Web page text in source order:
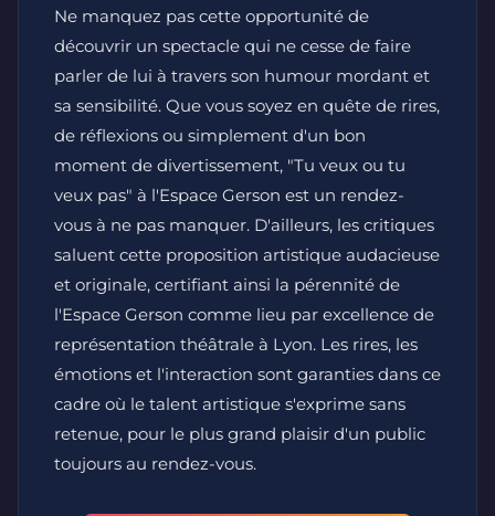
Ne manquez pas cette opportunité de
découvrir un spectacle qui ne cesse de faire
parler de lui à travers son humour mordant et
sa sensibilité. Que vous soyez en quête de rires,
de réflexions ou simplement d'un bon
moment de divertissement, "Tu veux ou tu
veux pas" à l'Espace Gerson est un rendez-
vous à ne pas manquer. D'ailleurs, les critiques
saluent cette proposition artistique audacieuse
et originale, certifiant ainsi la pérennité de
l'Espace Gerson comme lieu par excellence de
représentation théâtrale à Lyon. Les rires, les
émotions et l'interaction sont garanties dans ce
cadre où le talent artistique s'exprime sans
retenue, pour le plus grand plaisir d'un public
toujours au rendez-vous.